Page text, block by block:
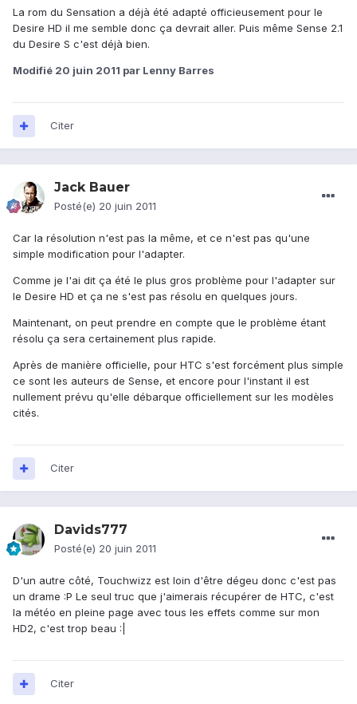
La rom du Sensation a déjà été adapté officieusement pour le
Desire HD il me semble donc ça devrait aller. Puis même Sense 2.1
du Desire S c'est déjà bien.
Modifié 20 juin 2011 par Lenny Barres
Citer
Jack Bauer
Posté(e) 20 juin 2011
Car la résolution n'est pas la même, et ce n'est pas qu'une
simple modification pour l'adapter.
Comme je l'ai dit ça été le plus gros problème pour l'adapter sur
le Desire HD et ça ne s'est pas résolu en quelques jours.
Maintenant, on peut prendre en compte que le problème étant
résolu ça sera certainement plus rapide.
Après de manière officielle, pour HTC s'est forcément plus simple
ce sont les auteurs de Sense, et encore pour l'instant il est
nullement prévu qu'elle débarque officiellement sur les modèles
cités.
Citer
Davids777
Posté(e) 20 juin 2011
D'un autre côté, Touchwizz est loin d'être dégeu donc c'est pas
un drame :P Le seul truc que j'aimerais récupérer de HTC, c'est
la météo en pleine page avec tous les effets comme sur mon
HD2, c'est trop beau :|
Citer